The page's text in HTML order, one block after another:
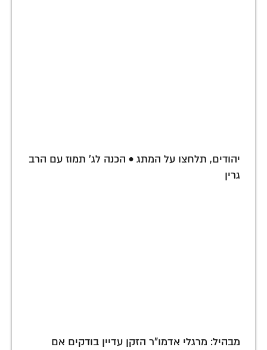
יהודים, תלחצו על המתג • הכנה לג' תמוז עם הרב
גרין
מבהיל: מרגלי אדמו"ר הזקן עדיין בודקים אם